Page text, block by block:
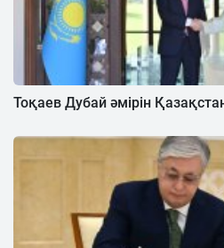
Тоқаев Дубай әмірін